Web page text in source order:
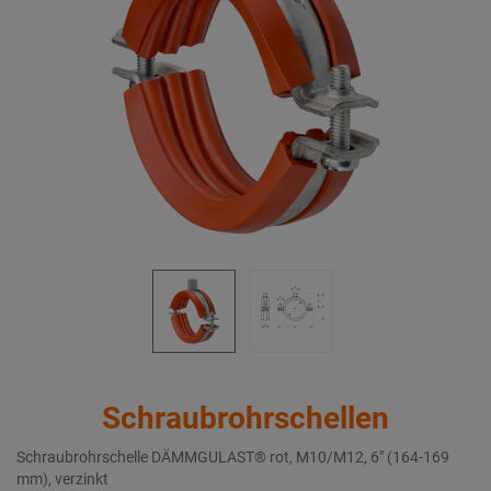
Schraubrohrschellen
Schraubrohrschelle DÄMMGULAST® rot, M10/M12, 6" (164-169
mm), verzinkt